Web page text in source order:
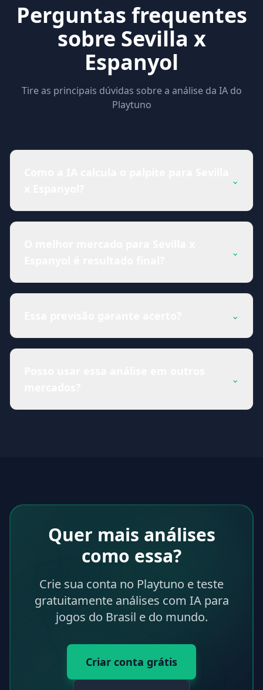
Perguntas frequentes
sobre Sevilla x
Espanyol
Tire as principais dúvidas sobre a análise da IA do
Playtuno
⌄
⌄
⌄
⌄
Quer mais análises
como essa?
Crie sua conta no Playtuno e teste
gratuitamente análises com IA para
jogos do Brasil e do mundo.
Criar conta grátis